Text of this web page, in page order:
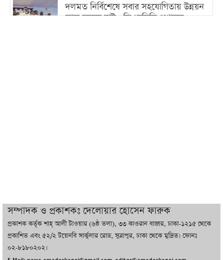
দলমত নির্বিশেষে সবার সহযোগিতায় উন্নয়ন
কাজ করতে চাই : ডিএনসিসি প্রশাসক
বাজারে কাঁচা মরিচে ‘আগুন’, ‘এত দাম তো
আগে দেখিনি’
সম্পাদক ও প্রকাশকঃ দেলোয়ার হোসেন ফারুক
প্রকাশক কর্তৃক শাহ্ আলী টাওয়ার (৬ষ্ঠ তলা), ৩৩ কাওরান বাজার, ঢাকা-১২১৫ থেকে
প্রকাশিত এবং ৫২/২ টয়েনবি সার্কুলার রোড, সুত্রাপুর, ঢাকা থেকে মুদ্রিত। ফোনঃ
০২-৮১৮০২০২।